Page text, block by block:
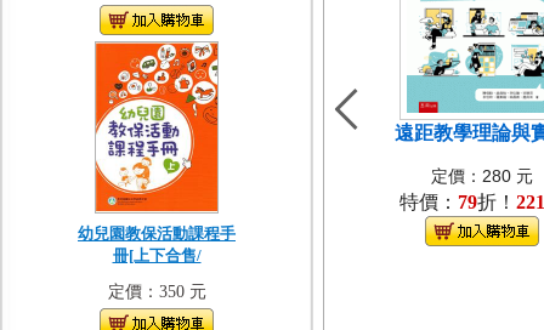
幼兒園教保活動課程手
冊[上下合售/
定價：350 元
遠距教學理論與
定價：280 元
特價： 79折！ 221